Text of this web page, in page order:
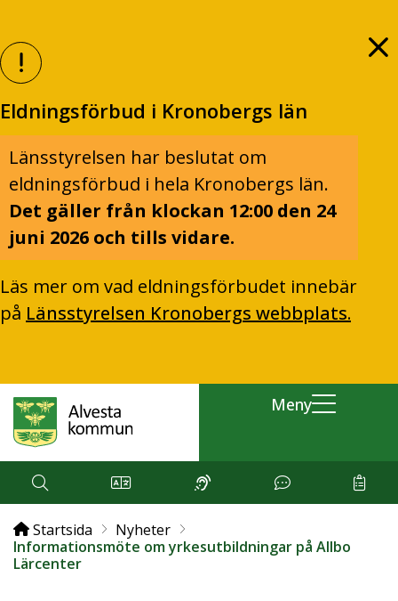
Eldningsförbud i Kronobergs län
Länsstyrelsen har beslutat om
eldningsförbud i hela Kronobergs län.
Det gäller från klockan 12:00 den 24
juni 2026 och tills vidare.
Läs mer om vad eldningsförbudet innebär
på Länsstyrelsen Kronobergs webbplats.
Meny
Startsida
Nyheter
Informationsmöte om yrkesutbildningar på Allbo
Lärcenter